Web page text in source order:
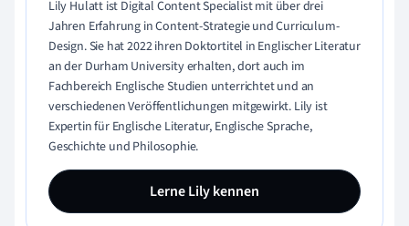
Lily Hulatt ist Digital Content Specialist mit über drei
Jahren Erfahrung in Content-Strategie und Curriculum-
Design. Sie hat 2022 ihren Doktortitel in Englischer Literatur
an der Durham University erhalten, dort auch im
Fachbereich Englische Studien unterrichtet und an
verschiedenen Veröffentlichungen mitgewirkt. Lily ist
Expertin für Englische Literatur, Englische Sprache,
Geschichte und Philosophie.
Lerne Lily kennen